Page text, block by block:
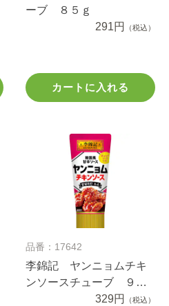
ーブ ８５ｇ
291円
（税込）
カートに入れる
品番：17642
李錦記 ヤンニョムチキ
ンソースチューブ ９０
329円 （税込）